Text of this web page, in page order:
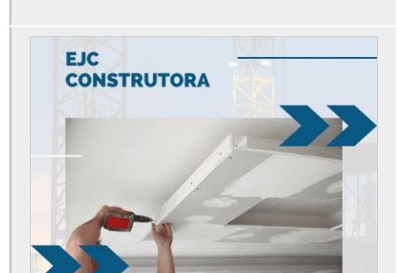
Forro de drywall valor
Gerenciamento de obras
Gerenciamento de obras engenharia civil
Gerenciamento de obras na construção civil
Gerenciamento de obras valor